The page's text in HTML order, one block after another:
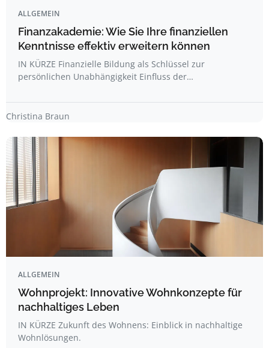
ALLGEMEIN
Finanzakademie: Wie Sie Ihre finanziellen
Kenntnisse effektiv erweitern können
IN KÜRZE Finanzielle Bildung als Schlüssel zur
persönlichen Unabhängigkeit Einfluss der…
Christina Braun
ALLGEMEIN
Wohnprojekt: Innovative Wohnkonzepte für
nachhaltiges Leben
IN KÜRZE Zukunft des Wohnens: Einblick in nachhaltige
Wohnlösungen.